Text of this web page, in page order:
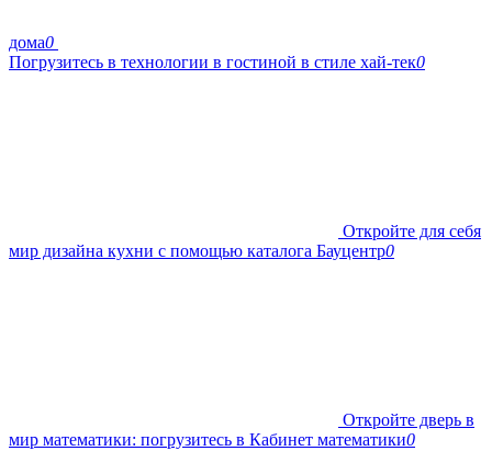
дома0
Погрузитесь в технологии в гостиной в стиле хай-тек0
Откройте для себя
мир дизайна кухни с помощью каталога Бауцентр0
Откройте дверь в
мир математики: погрузитесь в Кабинет математики0